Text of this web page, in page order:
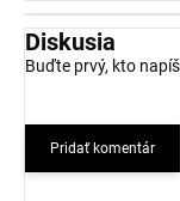
Diskusia
Buďte prvý, kto
Pridať komentár